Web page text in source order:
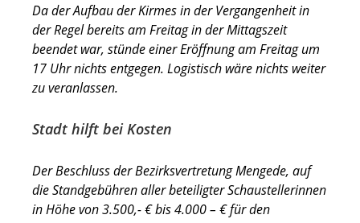
Da der Aufbau der Kirmes in der Vergangenheit in
der Regel bereits am Freitag in der Mittagszeit
beendet war, stünde einer Eröffnung am Freitag um
17 Uhr nichts entgegen. Logistisch wäre nichts weiter
zu veranlassen.
Stadt hilft bei Kosten
Der Beschluss der Bezirksvertretung Mengede, auf
die Standgebühren aller beteiligter Schaustellerinnen
in Höhe von 3.500,- € bis 4.000 – € für den